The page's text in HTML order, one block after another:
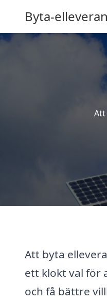
Byta-
Att byta
ett klokt val för
och få bättre